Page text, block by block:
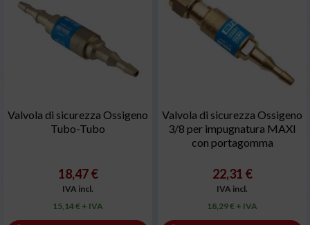
Valvola di sicurezza Ossigeno
Tubo-Tubo
18,47 €
IVA incl.
15,14 € + IVA
Valvola di sicurezza Ossigeno
3/8 per impugnatura MAXI
con portagomma
22,31 €
IVA incl.
18,29 € + IVA